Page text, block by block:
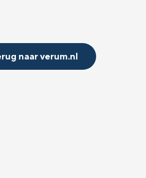
naar verum.nl